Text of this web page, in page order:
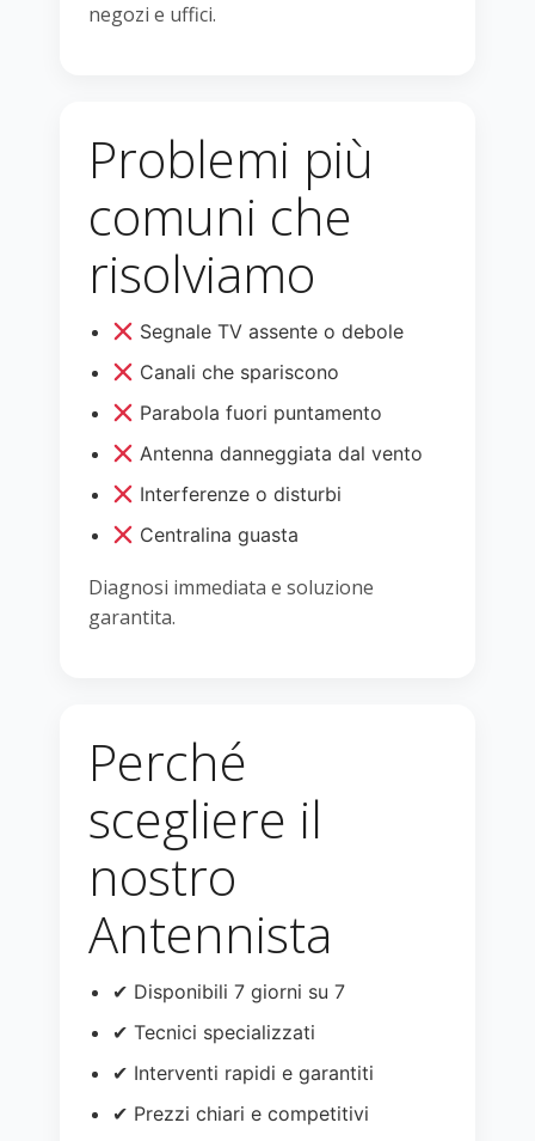
negozi e uffici.
Problemi più
comuni che
risolviamo
Segnale TV assente o debole
Canali che spariscono
Parabola fuori puntamento
Antenna danneggiata dal vento
Interferenze o disturbi
Centralina guasta
Diagnosi immediata e soluzione
garantita.
Perché
scegliere il
nostro
Antennista
✔ Disponibili 7 giorni su 7
✔ Tecnici specializzati
✔ Interventi rapidi e garantiti
✔ Prezzi chiari e competitivi